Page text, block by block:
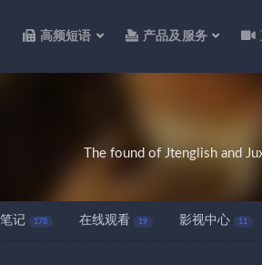
高频短语 产品及服务
The found of Jtenglish and
记 178 在线观看 19 影视中心 11